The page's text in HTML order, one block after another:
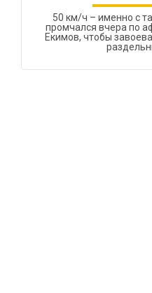
50 км/ч – именно с
промчался вчера по
Екимов, чтобы